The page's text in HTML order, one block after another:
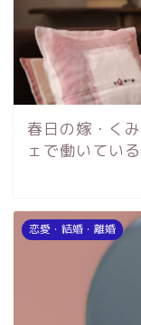
春日の嫁・く
ェで働いてい
恋愛・結婚・離婚